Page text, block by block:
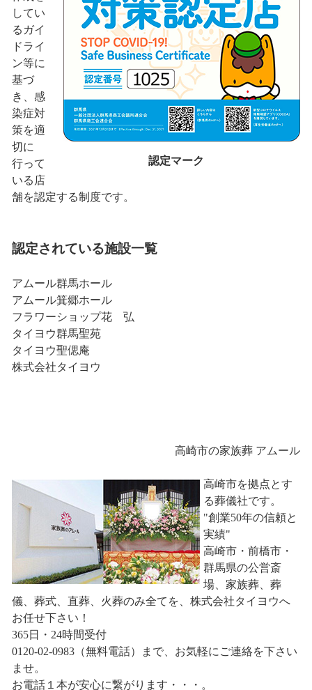
認定マーク
してい
るガイ
ドライ
ン等に
基づ
き、感
染症対
策を適
切に
行って
いる店
舗を認定する制度です。
認定されている施設一覧
アムール群馬ホール
アムール箕郷ホール
フラワーショップ花 弘
タイヨウ群馬聖苑
タイヨウ聖偲庵
株式会社タイヨウ
高崎市の家族葬 アムール
高崎市を拠点とす
る葬儀社です。
"創業50年の信頼と
実績"
高崎市・前橋市・
群馬県の公営斎
場、家族葬、葬
儀、葬式、直葬、火葬のみ全てを、株式会社タイヨウへ
お任せ下さい！
365日・24時間受付
0120-02-0983（無料電話）まで、お気軽にご連絡を下さい
ませ。
お電話１本が安心に繋がります・・・。